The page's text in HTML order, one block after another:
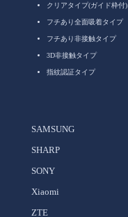
クリアタイプ(ガイド枠付)
フチあり全面吸着タイプ
フチあり非接触タイプ
3D非接触タイプ
指紋認証タイプ
SAMSUNG
SHARP
SONY
Xiaomi
ZTE